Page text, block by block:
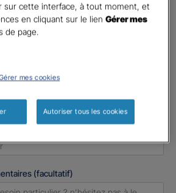
(facultatif)
sur cette interface, à tout moment, et
en cliquant sur le lienGérer mes
de page.
mes cookies
Autoriser tous les cookies